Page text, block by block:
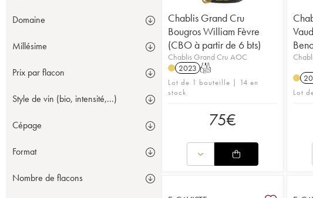
Domaine
Millésime
Prix par flacon
Style de vin (bio, intensité,...)
Cépage
Format
Nombre de flacons
Chablis Grand Cru
Bougros William Fèvre
(CBO à partir de 6 bts)
Chablis Grand Cru AOC
2023 T
Lot de 1 bouteille | 14 en
stock
75€
Lot